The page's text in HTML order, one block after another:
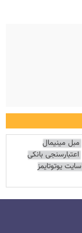
مبل مینیمال
اعتبارسنجی بانکی
سایت یوتوتایمز